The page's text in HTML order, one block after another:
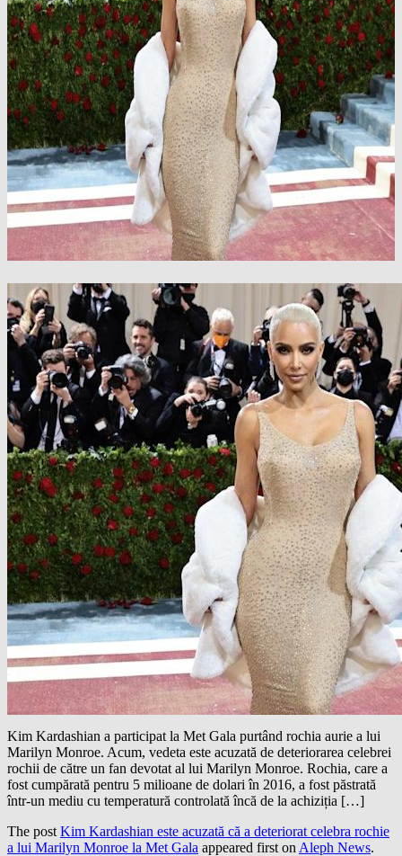
Kim Kardashian a participat la Met Gala purtând rochia aurie a lui
Marilyn Monroe. Acum, vedeta este acuzată de deteriorarea celebrei
rochii de către un fan devotat al lui Marilyn Monroe. Rochia, care a
fost cumpărată pentru 5 milioane de dolari în 2016, a fost păstrată
într-un mediu cu temperatură controlată încă de la achiziția […]
The post Kim Kardashian este acuzată că a deteriorat celebra rochie
a lui Marilyn Monroe la Met Gala appeared first on Aleph News.